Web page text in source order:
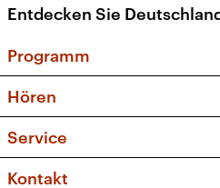
Entdecken Sie
Programm
Sendungen und
Musikliste
Kakadu – Das
Hören
Frequenzen (UKW +
Service
FAQ
Kontakt